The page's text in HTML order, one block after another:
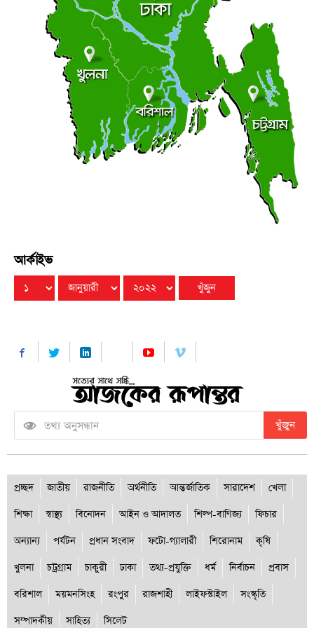
শুক্রবার ● ৭ আগস্ট ২০২৬
ভূঞাপুরে লৌহজং নদীর মুখ খনন না করেই ৪৩ লাখ টাকা
কোষাগারে ফেরত
শুক্রবার ● ৭ আগস্ট ২০২৬
খুলনায় ধর্ষণ মামলায় ২ জনের যাবজ্জীবন
বৃহস্পতিবার ● ৬ আগস্ট ২০২৬
আর্কাইভ
খুঁজুন
প্রচ্ছদ জাতীয় রাজনীতি অর্থনীতি আন্তর্জাতিক সারাদেশ
খেলা
শিক্ষা
স্বাস্থ্য বিনোদন আইন ও আদালত শিল্প-বাণিজ্য
ফিচার
অন্যান্য
পর্যটন প্রধান সংবাদ ফটো-গ্যালারী শিরোনাম
কৃষি
খুলনা
চট্রগ্রাম চাকুরী ঢাকা তথ্য-প্রযুক্তি ধর্ম নির্বাচন
প্রবাস
বরিশাল
ময়মনসিংহ রংপুর রাজশাহী লাইফস্টাইল
সংস্কৃতি
সম্পাদকীয়
সাহিত্য সিলেট